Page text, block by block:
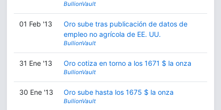
BullionVault
01 Feb '13
Oro sube tras publicación de datos de
empleo no agrícola de EE. UU.
BullionVault
31 Ene '13 Oro cotiza en torno a los 1671 $ la onza
BullionVault
30 Ene '13 Oro sube hasta los 1675 $ la onza
BullionVault